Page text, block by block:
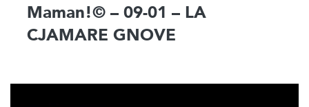
Maman!© – 09-01 – LA
CJAMARE GNOVE